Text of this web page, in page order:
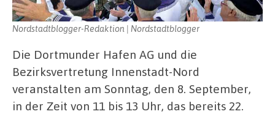
Nordstadtblogger-Redaktion | Nordstadtblogger
Die Dortmunder Hafen AG und die
Bezirksvertretung Innenstadt-Nord
veranstalten am Sonntag, den 8. September,
in der Zeit von 11 bis 13 Uhr, das bereits 22.